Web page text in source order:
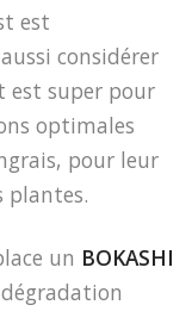
est
considérer
est super pour
optimales
pour leur
plantes.
un BOKASHI